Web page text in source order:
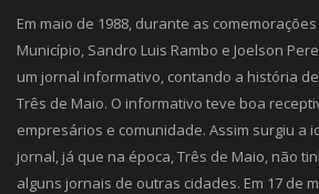
Em maio de 1988, durante as
Município, Sandro Luis Rambo e Joelson
um jornal informativo, contando a história
Três de Maio. O informativo teve boa
empresários e comunidade. Assim surgiu a
jornal, já que na época, Três de Maio, não
alguns jornais de outras cidades. Em 17 de